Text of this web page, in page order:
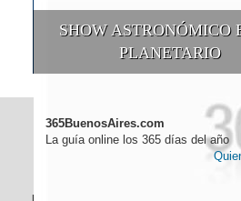
SHOW ASTRONÓMICO
PLANETARIO
365BuenosAires.com
La guía online los 365 días del año